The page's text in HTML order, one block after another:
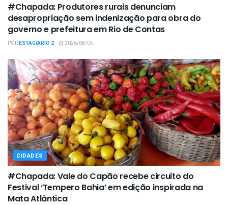
#Chapada: Produtores rurais denunciam
desapropriação sem indenização para obra do
governo e prefeitura em Rio de Contas
PORESTAGIÁRIO 2 2026/08/05
CIDADES
#Chapada: Vale do Capão recebe circuito do
Festival ‘Tempero Bahia’ em edição inspirada na
Mata Atlântica